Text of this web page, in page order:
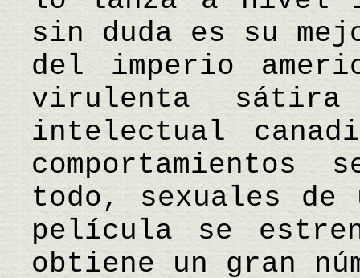
sin duda es su
del imperio
virulenta sátira
intelectual
comportamientos
todo, sexuales de
película se
obtiene un gran